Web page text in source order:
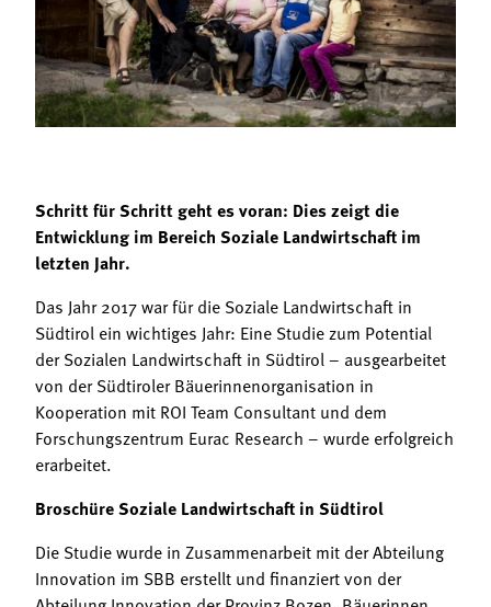
Mitgliedschaft
Landessekretariat
Bäuerliche Buffets
Hofgeschichten
Schritt für Schritt geht es voran: Dies zeigt die
Entwicklung im Bereich Soziale Landwirtschaft im
letzten Jahr.
Das Jahr 2017 war für die Soziale Landwirtschaft in
Südtirol ein wichtiges Jahr: Eine Studie zum Potential
der Sozialen Landwirtschaft in Südtirol – ausgearbeitet
von der Südtiroler Bäuerinnenorganisation in
Kooperation mit ROI Team Consultant und dem
Forschungszentrum Eurac Research – wurde erfolgreich
erarbeitet.
Broschüre Soziale Landwirtschaft in Südtirol
Die Studie wurde in Zusammenarbeit mit der Abteilung
Innovation im SBB erstellt und finanziert von der